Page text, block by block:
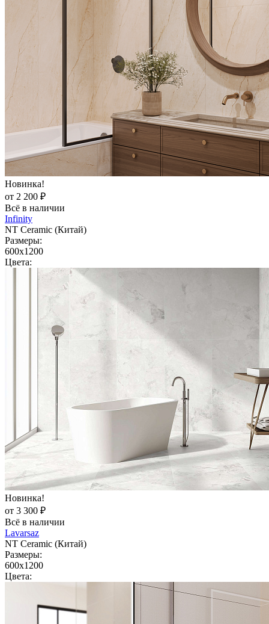
Новинка!
от 2 200 ₽
Всё в наличии
Infinity
NT Ceramic (Китай)
Размеры:
600x1200
Цвета:
Новинка!
от 3 300 ₽
Всё в наличии
Lavarsaz
NT Ceramic (Китай)
Размеры:
600x1200
Цвета: